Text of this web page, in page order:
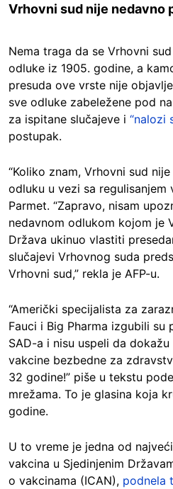
Vrhovni sud nije nedavno
Nema traga da se Vrhovni
odluke iz 1905. godine, a
presuda ove vrste nije
sve odluke zabeležene pod
za ispitane slučajeve i “nalozi
postupak.
“Koliko znam, Vrhovni sud
odluku u vezi sa regulisanjem
Parmet. “Zapravo, nisam
nedavnom odlukom kojom je
Država ukinuo vlastiti
slučajevi Vrhovnog suda
Vrhovni sud,” rekla je AFP-u.
“Američki specijalista za
Fauci i Big Pharma izgubili su
SAD-a i nisu uspeli da
vakcine bezbedne za
32 godine!” piše u tekstu
mrežama. To je glasina koja
godine.
U to vreme je jedna od
vakcina u Sjedinjenim
o vakcinama (ICAN), podnela